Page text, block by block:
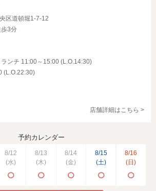
区道頓堀1-7-12
3分
ランチ 11:00～15:00 (L.O.14:30)
(L.O.22:30)
店舗詳細はこちら >
予約カレンダー
8/12
(水)
8/13
(木)
8/14
(金)
8/15
(土)
8/16
(日)